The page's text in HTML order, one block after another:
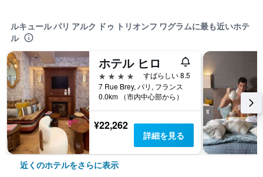
ルキュール パリ アルク ドゥ トリオンフ ワグラムに最も近いホテ
ル
ホテル ヒロ
4つ星
すばらしい 8.5
7 Rue Brey, パリ, フランス
0.0km （市内中心部から）
¥22,262
詳細を見る
近くのホテルをさらに表示